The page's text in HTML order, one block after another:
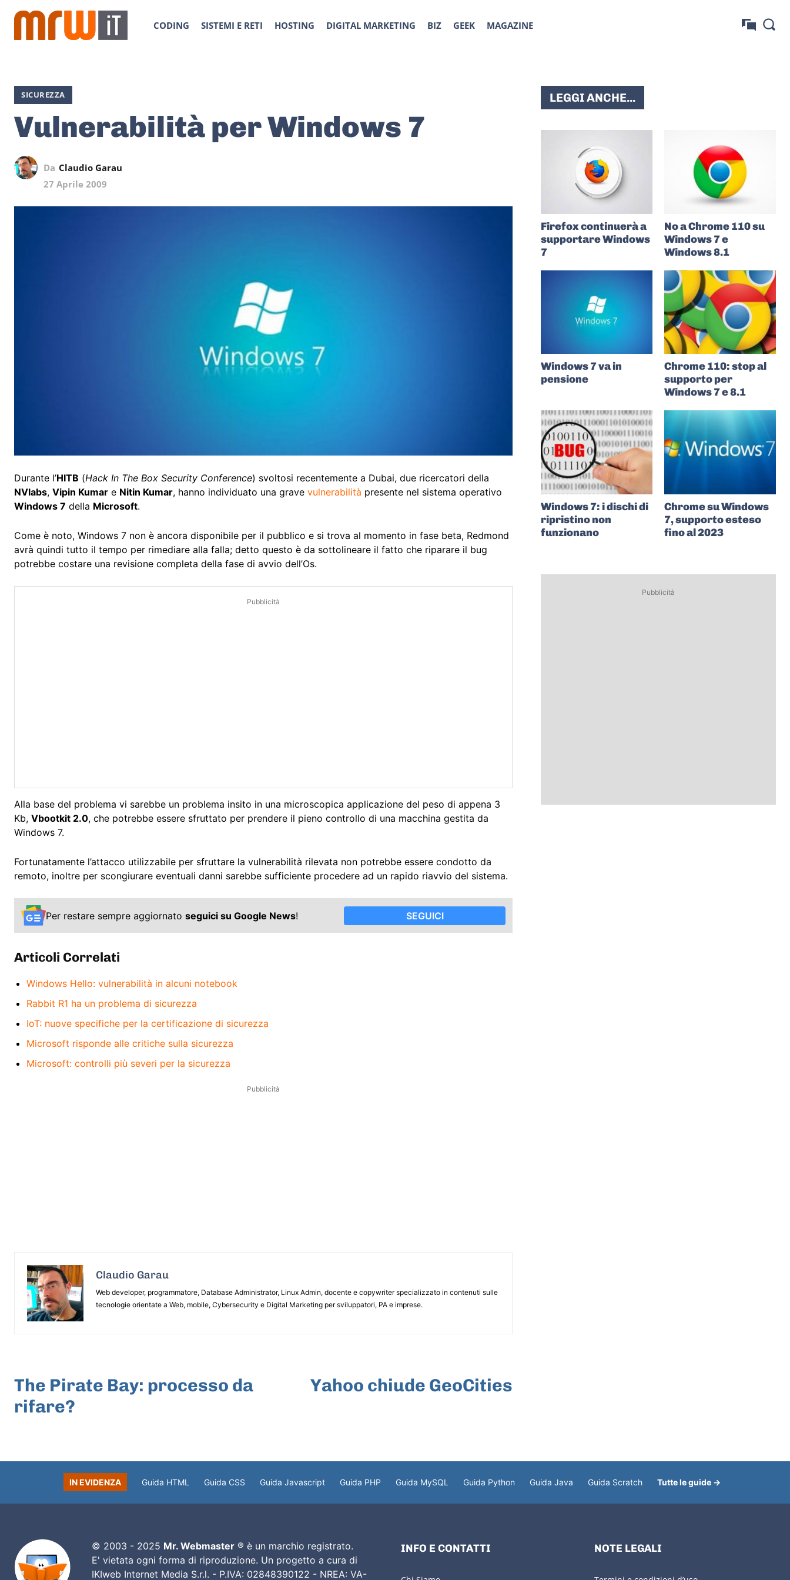
CODING SISTEMI E RETI HOSTING DIGITAL MARKETING BIZ GEEK MAGAZINE
SICUREZZA
Vulnerabilità per Windows 7
Da Claudio Garau
27 Aprile 2009
Durante l’HITB (Hack In The Box Security Conference) svoltosi recentemente a Dubai, due ricercatori della
NVlabs, Vipin Kumar e Nitin Kumar, hanno individuato una grave vulnerabilità presente nel sistema operativo
Windows 7 della Microsoft.
Come è noto, Windows 7 non è ancora disponibile per il pubblico e si trova al momento in fase beta, Redmond
avrà quindi tutto il tempo per rimediare alla falla; detto questo è da sottolineare il fatto che riparare il bug
potrebbe costare una revisione completa della fase di avvio dell’Os.
Pubblicità
Alla base del problema vi sarebbe un problema insito in una microscopica applicazione del peso di appena 3
Kb, Vbootkit 2.0, che potrebbe essere sfruttato per prendere il pieno controllo di una macchina gestita da
Windows 7.
Fortunatamente l’attacco utilizzabile per sfruttare la vulnerabilità rilevata non potrebbe essere condotto da
remoto, inoltre per scongiurare eventuali danni sarebbe sufficiente procedere ad un rapido riavvio del sistema.
Per restare sempre aggiornato seguici su Google News! SEGUICI
Articoli Correlati
Windows Hello: vulnerabilità in alcuni notebook
Rabbit R1 ha un problema di sicurezza
IoT: nuove specifiche per la certificazione di sicurezza
Microsoft risponde alle critiche sulla sicurezza
Microsoft: controlli più severi per la sicurezza
Pubblicità
Claudio Garau
Web developer, programmatore, Database Administrator, Linux Admin, docente e copywriter specializzato in contenuti sulle
tecnologie orientate a Web, mobile, Cybersecurity e Digital Marketing per sviluppatori, PA e imprese.
The Pirate Bay: processo da
rifare?
Yahoo chiude GeoCities
LEGGI ANCHE...
Firefox continuerà a
supportare Windows
7
No a Chrome 110 su
Windows 7 e
Windows 8.1
Windows 7 va in
pensione
Chrome 110: stop al
supporto per
Windows 7 e 8.1
Windows 7: i dischi di
ripristino non
funzionano
Chrome su Windows
7, supporto esteso
fino al 2023
Pubblicità
IN EVIDENZA Guida HTML Guida CSS Guida Javascript Guida PHP Guida MySQL Guida Python Guida Java Guida Scratch Tutte le guide →
© 2003 - 2025 Mr. Webmaster® è un marchio registrato.
E' vietata ogni forma di riproduzione. Un progetto a cura di
IKIweb Internet Media S.r.l. - P.IVA: 02848390122 - NREA: VA-
INFO E CONTATTI NOTE LEGALI